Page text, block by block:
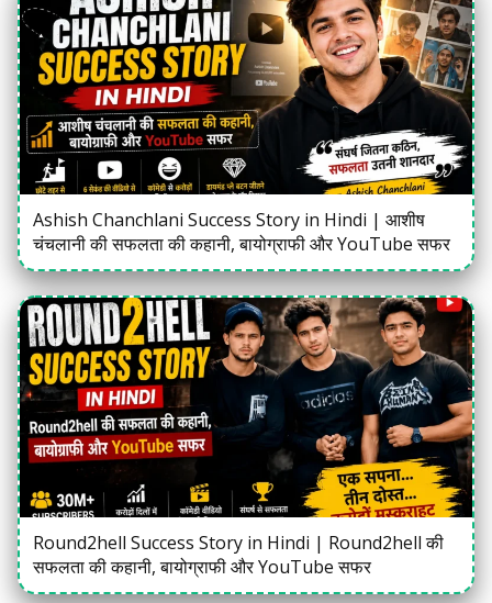
Ashish Chanchlani Success Story in Hindi | आशीष
चंचलानी की सफलता की कहानी, बायोग्राफी और YouTube सफर
Round2hell Success Story in Hindi | Round2hell की
सफलता की कहानी, बायोग्राफी और YouTube सफर